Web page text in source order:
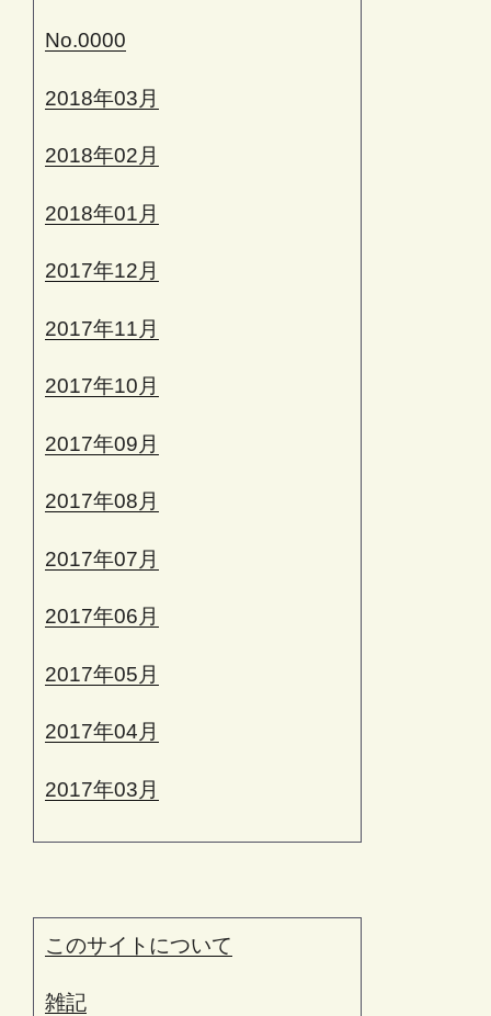
No.0000
2018年03月
2018年02月
2018年01月
2017年12月
2017年11月
2017年10月
2017年09月
2017年08月
2017年07月
2017年06月
2017年05月
2017年04月
2017年03月
このサイトについて
雑記